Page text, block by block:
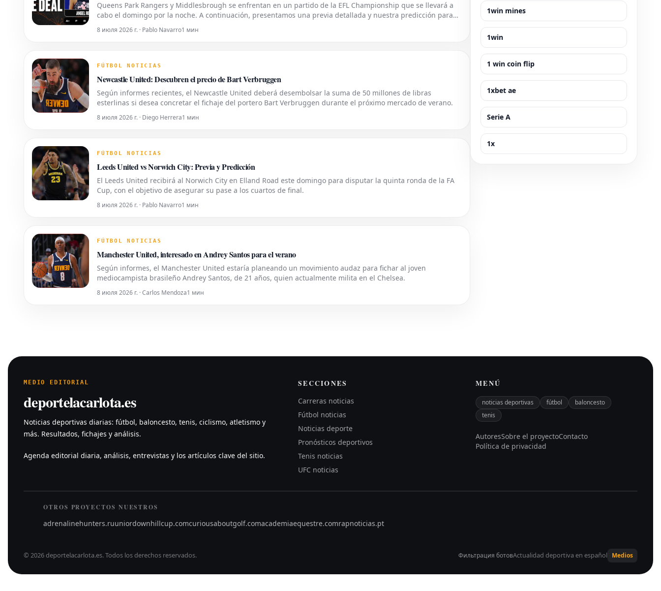
Queens Park Rangers y Middlesbrough se enfrentan en un partido de la EFL Championship que se llevará a
cabo el domingo por la noche. A continuación, presentamos una previa detallada y nuestra predicción para
este emocionante encuentro. Previa del Partido El Que
8 июля 2026 г. · Pablo Navarro1 мин
FÚTBOL NOTICIAS
Newcastle United: Descubren el precio de Bart Verbruggen
Según informes recientes, el Newcastle United deberá desembolsar la suma de 50 millones de libras
esterlinas si desea concretar el fichaje del portero Bart Verbruggen durante el próximo mercado de verano.
8 июля 2026 г. · Diego Herrera1 мин
FÚTBOL NOTICIAS
Leeds United vs Norwich City: Previa y Predicción
El Leeds United recibirá al Norwich City en Elland Road este domingo para disputar la quinta ronda de la FA
Cup, con el objetivo de asegurar su pase a los cuartos de final.
8 июля 2026 г. · Pablo Navarro1 мин
FÚTBOL NOTICIAS
Manchester United, interesado en Andrey Santos para el verano
Según informes, el Manchester United estaría planeando un movimiento audaz para fichar al joven
mediocampista brasileño Andrey Santos, de 21 años, quien actualmente milita en el Chelsea.
8 июля 2026 г. · Carlos Mendoza1 мин
1win mines
1win
1 win coin flip
1xbet ae
Serie A
1x
MEDIO EDITORIAL
deportelacarlota.es
Noticias deportivas diarias: fútbol, baloncesto, tenis, ciclismo, atletismo y
más. Resultados, fichajes y análisis.
Agenda editorial diaria, análisis, entrevistas y los artículos clave del sitio.
SECCIONES
Carreras noticias
Fútbol noticias
Noticias deporte
Pronósticos deportivos
Tenis noticias
UFC noticias
MENÚ
noticias deportivas fútbol
baloncesto
tenis
AutoresSobre el proyectoContacto
Política de privacidad
OTROS PROYECTOS NUESTROS
adrenalinehunters.ruuniordownhillcup.comcuriousaboutgolf.comacademiaequestre.comrapnoticias.pt
© 2026deportelacarlota.es.Todos los derechos reservados. Фильтрация ботовActualidad deportiva en español Medios